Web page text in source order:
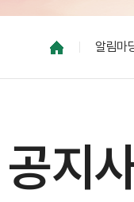
알림마
공지